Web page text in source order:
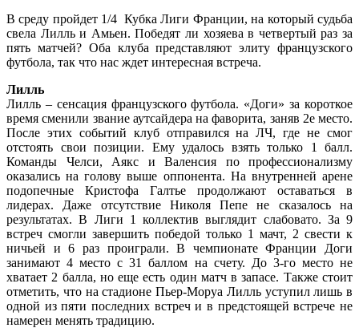
В среду пройдет 1/4 Кубка Лиги Франции, на который судьба
свела Лилль и Амьен. Победят ли хозяева в четвертый раз за
пять матчей? Оба клуба представляют элиту французского
футбола, так что нас ждет интересная встреча.
Лилль
Лилль – сенсация французского футбола. «Доги» за короткое
время сменили звание аутсайдера на фаворита, заняв 2е место.
После этих событий клуб отправился на ЛЧ, где не смог
отстоять свои позиции. Ему удалось взять только 1 балл.
Команды Челси, Аякс и Валенсия по профессионализму
оказались на голову выше оппонента. На внутренней арене
подопечные Кристофа Галтье продолжают оставаться в
лидерах. Даже отсутствие Николя Пепе не сказалось на
результатах. В Лиги 1 коллектив выглядит слабовато. За 9
встреч смогли завершить победой только 1 мачт, 2 свести к
ничьей и 6 раз проиграли. В чемпионате Франции Доги
занимают 4 место с 31 баллом на счету. До 3-го место не
хватает 2 балла, но еще есть один матч в запасе. Также стоит
отметить, что на стадионе Пьер-Моруа Лилль уступил лишь в
одной из пяти последних встреч и в предстоящей встрече не
намерен менять традицию.